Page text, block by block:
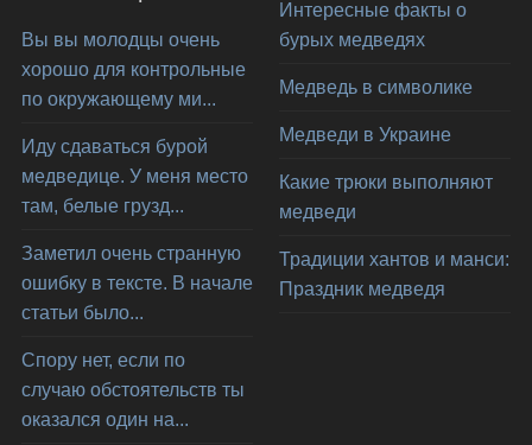
Вы вы молодцы очень
хорошо для контрольные
по окружающему ми...
Иду сдаваться бурой
медведице. У меня место
там, белые грузд...
Заметил очень странную
ошибку в тексте. В начале
статьи было...
Спору нет, если по
случаю обстоятельств ты
оказался один на...
Интересные факты о
бурых медведях
Медведь в символике
Медведи в Украине
Какие трюки выполняют
медведи
Традиции хантов и манси:
Праздник медведя